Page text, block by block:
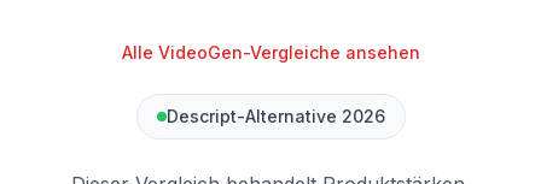
Alle VideoGen-Vergleiche ansehen
Descript-Alternative 2026